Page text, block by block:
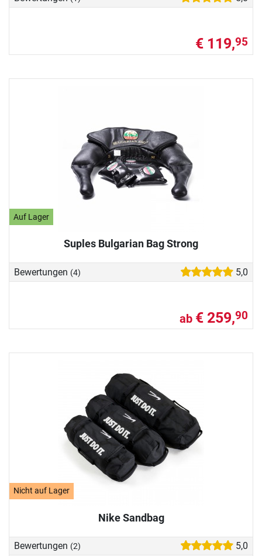
€ 119,95
Auf Lager
Suples Bulgarian Bag Strong
Bewertungen (4) 5,0
ab € 259,90
Nicht auf Lager
Nike Sandbag
Bewertungen (2) 5,0